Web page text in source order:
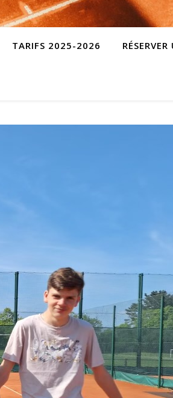
TARIFS 2025-2026